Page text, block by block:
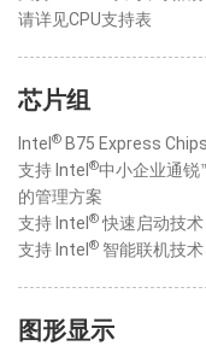
请详见CPU支持表
芯片组
Intel ® B75 Express
支持 Intel ®中小企业通锐
的管理方案
支持 Intel ®快速启动技术
支持 Intel ® 智能联机技术
图形显示